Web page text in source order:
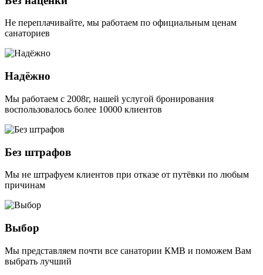
Не переплачивайте, мы работаем по официальным ценам
санаториев
Надёжно
Мы работаем с 2008г, нашей услугой бронирования
воспользовалось более 10000 клиентов
Без штрафов
Мы не штрафуем клиентов при отказе от путёвки по любым
причинам
Выбор
Мы представляем почти все санатории КМВ и поможем Вам
выбрать лучший